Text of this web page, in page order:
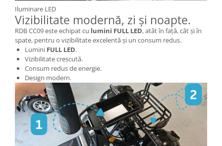
Aparatori Noroi Bicicleta
Trolii Electrice
Accesorii Triciclete Electrice
Casti Bike-Moto
Accesorii Trotinete
Produse Resigilate
BMS-uri
Scule si intretinere
Promotiile Lunii
Resigilate
Iluminare LED
Vizibilitate modernă, zi și noapte.
RDB CC09 este echipat cu lumini FULL LED, atât în față, cât și în
spate, pentru o vizibilitate excelentă și un consum redus.
Lumini FULL LED.
Vizibilitate crescută.
Consum redus de energie.
Design modern.